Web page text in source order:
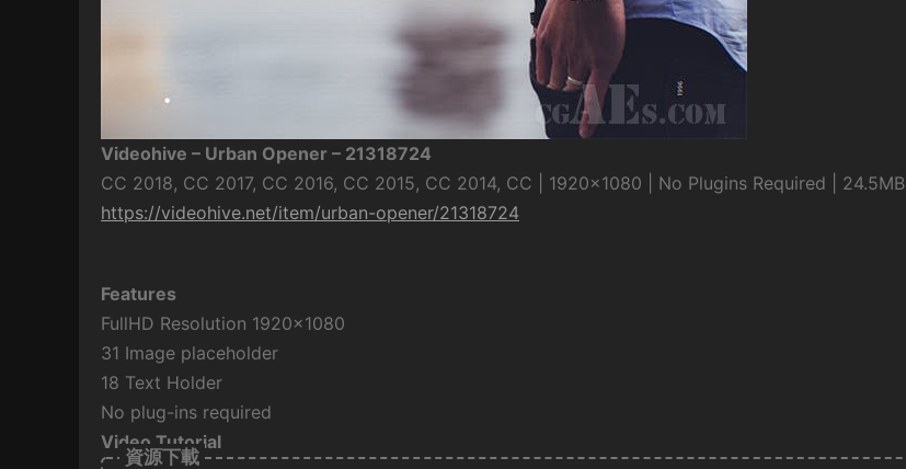
Videohive – Urban Opener – 21318724
CC 2018, CC 2017, CC 2016, CC 2015, CC 2014, CC | 1920×1080 | No Plugins Required | 24.5MB
https://videohive.net/item/urban-opener/21318724
Features
FullHD Resolution 1920×1080
31 Image placeholder
18 Text Holder
No plug-ins required
Video Tutorial
資源下載